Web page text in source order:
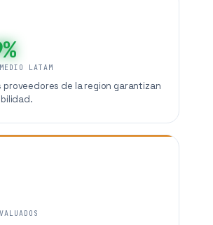
LATAM
proveedores de la region garantizan